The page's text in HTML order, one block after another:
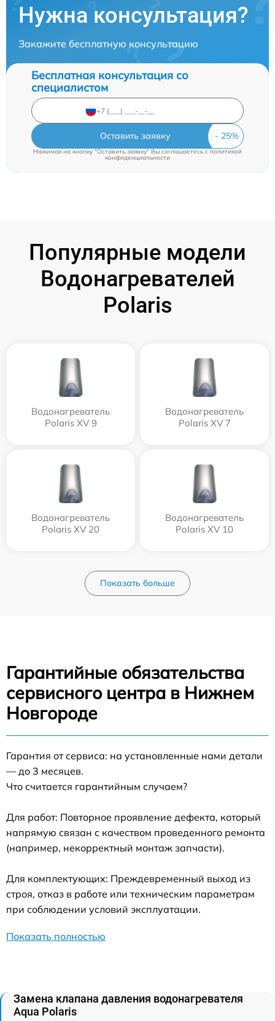
Нужна консультация?
Закажите бесплатную консультацию
Бесплатная консультация со
специалистом
Оставить заявку
Нажимая на кнопку "Оставить заявку" Вы соглашаетесь cполитикой
конфиденциальности
Популярные модели
Водонагревателей
Polaris
Водонагреватель
Polaris XV 9
Водонагреватель
Polaris XV 7
Водонагреватель
Polaris XV 20
Водонагреватель
Polaris XV 10
Показать больше
Гарантийные обязательства
сервисного центра в Нижнем
Новгороде
Гарантия от сервиса: на установленные нами детали
— до 3 месяцев.
Что считается гарантийным случаем?
Для работ: Повторное проявление дефекта, который
напрямую связан с качеством проведенного ремонта
(например, некорректный монтаж запчасти).
Для комплектующих: Преждевременный выход из
строя, отказ в работе или техническим параметрам
при соблюдении условий эксплуатации.
Показать полностью
Замена клапана давления водонагревателя
Aqua Polaris